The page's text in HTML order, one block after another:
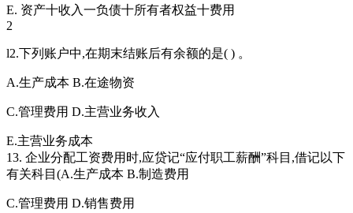
E. 资产十收入一负债十所有者权益十费用
2
l2.下列账户中,在期末结账后有余额的是( ) 。
A.生产成本 B.在途物资
C.管理费用 D.主营业务收入
E.主营业务成本
13. 企业分配工资费用时,应贷记“应付职工薪酬”科目,借记以下
有关科目(A.生产成本 B.制造费用
C.管理费用 D.销售费用